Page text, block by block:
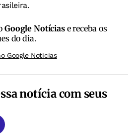
Google Notíciase receba os
do dia.
Google Noticias
notícia com seus